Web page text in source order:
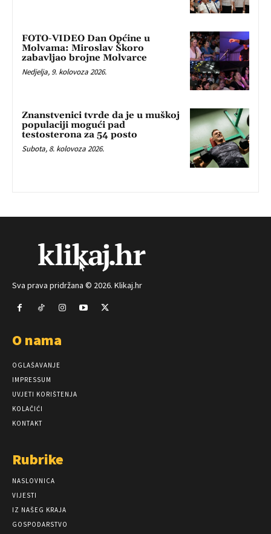
FOTO-VIDEO Dan Općine u
Molvama: Miroslav Škoro
zabavljao brojne Molvarce
Nedjelja, 9. kolovoza 2026.
Znanstvenici tvrde da je u muškoj
populaciji mogući pad
testosterona za 54 posto
Subota, 8. kolovoza 2026.
Sva prava pridržana © 2026. Klikaj.hr
O nama
OGLAŠAVANJE
IMPRESSUM
UVJETI KORIŠTENJA
KOLAČIĆI
KONTAKT
Rubrike
NASLOVNICA
VIJESTI
IZ NAŠEG KRAJA
GOSPODARSTVO